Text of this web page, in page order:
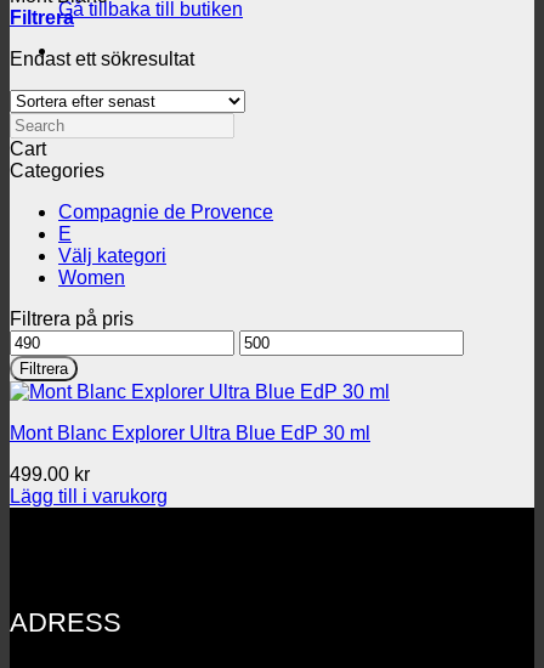
Gå tillbaka till butiken
Filtrera
Endast ett sökresultat
Search
Cart
Categories
Compagnie de Provence
E
Välj kategori
Women
Filtrera på pris
Min
pris
Max
pris
Filtrera
Mont Blanc Explorer Ultra Blue EdP 30 ml
499.00 kr
Lägg till i varukorg
ADRESS